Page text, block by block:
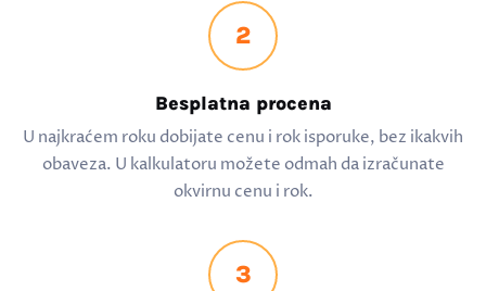
2
Besplatna procena
U najkraćem roku dobijate cenu i rok isporuke, bez ikakvih
obaveza. U kalkulatoru možete odmah da izračunate
okvirnu cenu i rok.
3